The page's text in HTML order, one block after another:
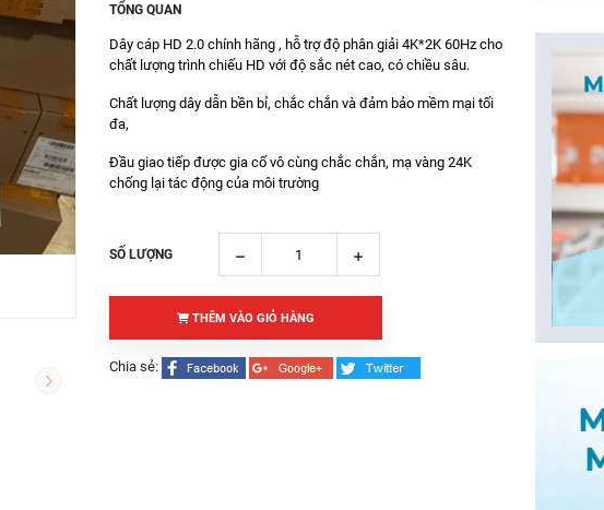
TỔNG QUAN
Dây cáp HD 2.0 chính hãng , hỗ trợ độ phân giải 4K*2K 60Hz cho
chất lượng trình chiếu HD với độ sắc nét cao, có chiều sâu.
Chất lượng dây dẫn bền bỉ, chắc chắn và đảm bảo mềm mại tối
đa,
Đầu giao tiếp được gia cố vô cùng chắc chắn, mạ vàng 24K
chống lại tác động của môi trường
SỐ LƯỢNG
THÊM VÀO GIỎ HÀNG
Chia sẻ: